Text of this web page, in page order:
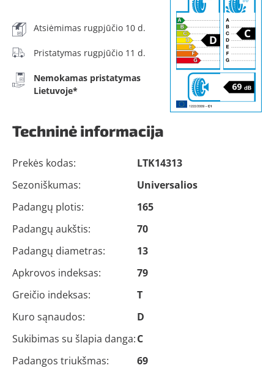
Atsiėmimas rugpjūčio 10 d.
Pristatymas rugpjūčio 11 d.
Nemokamas pristatymas
Lietuvoje*
Techninė informacija
Prekės kodas:
LTK14313
Sezoniškumas:
Universalios
Padangų plotis:
165
Padangų aukštis:
70
Padangų diametras:
13
Apkrovos indeksas:
79
Greičio indeksas:
T
Kuro sąnaudos:
D
Sukibimas su šlapia danga:C
Padangos triukšmas:
69